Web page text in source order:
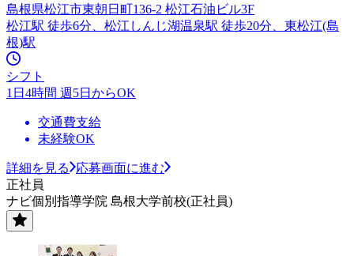
島根県松江市東朝日町136-2 松江石油ビル3F
松江駅 徒歩6分、松江しんじ湖温泉駅 徒歩20分、東松江(島
根)駅
シフト
1日4時間 週5日からOK
交通費支給
未経験OK
詳細を見る
応募画面に進む
正社員
ナビ個別指導学院 島根大学前校(正社員)